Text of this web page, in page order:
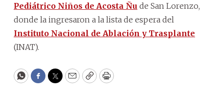
Pediátrico Niños de Acosta Ñu de San Lorenzo,
donde la ingresaron a la lista de espera del
Instituto Nacional de Ablación y Trasplante
(INAT).
WhatsApp
Facebook
Twitter
EmailCopyPrint